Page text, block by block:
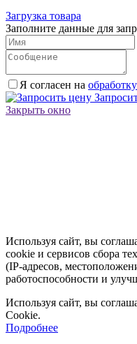
Загрузка товара
Заполните данные для
Я согласен на
Закрыть окно
Используя сайт, вы
cookie и сервисов сбора
(IP‑адресов,
работоспособности и
Используя сайт, вы
Cookie.
Подробнее